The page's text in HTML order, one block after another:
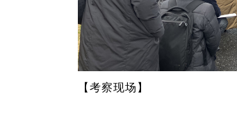
【考察现场】